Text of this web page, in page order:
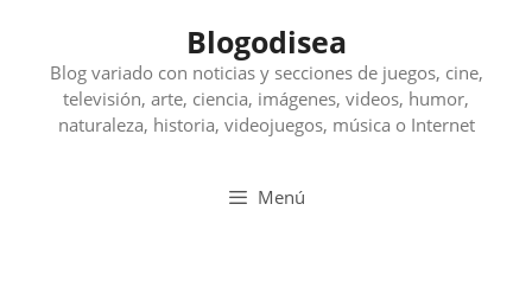
contenido
Blogodisea
Blog variado con noticias y secciones de juegos, cine,
televisión, arte, ciencia, imágenes, videos, humor,
naturaleza, historia, videojuegos, música o Internet
Menú